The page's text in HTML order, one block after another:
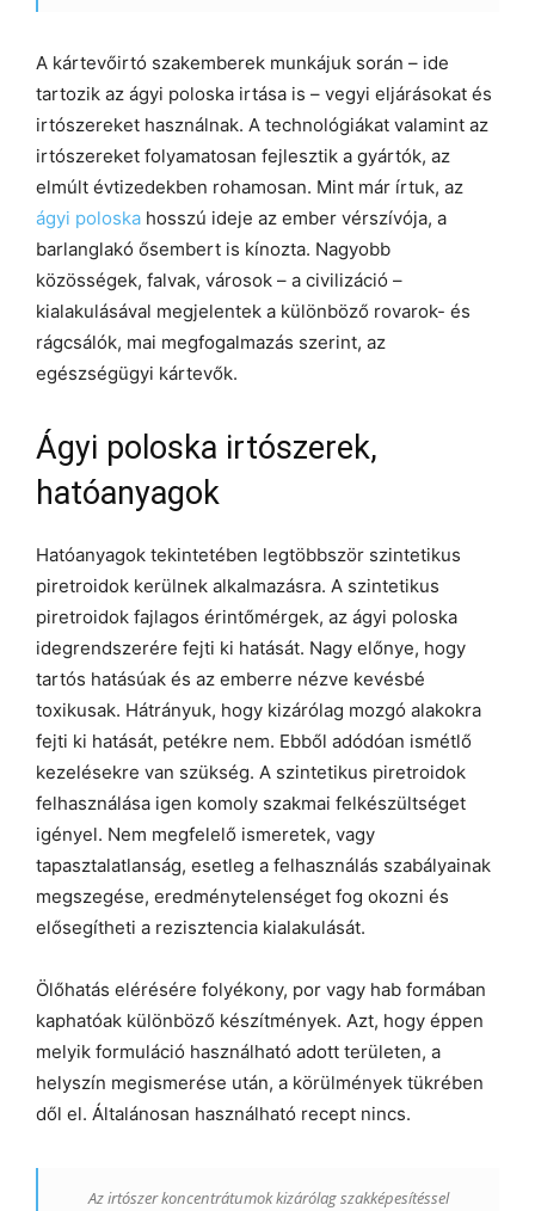
A kártevőirtó szakemberek munkájuk során – ide
tartozik az ágyi poloska irtása is – vegyi eljárásokat és
irtószereket használnak. A technológiákat valamint az
irtószereket folyamatosan fejlesztik a gyártók, az
elmúlt évtizedekben rohamosan. Mint már írtuk, az
ágyi poloska hosszú ideje az ember vérszívója, a
barlanglakó ősembert is kínozta. Nagyobb
közösségek, falvak, városok – a civilizáció –
kialakulásával megjelentek a különböző rovarok- és
rágcsálók, mai megfogalmazás szerint, az
egészségügyi kártevők.
Ágyi poloska irtószerek,
hatóanyagok
Hatóanyagok tekintetében legtöbbször szintetikus
piretroidok kerülnek alkalmazásra. A szintetikus
piretroidok fajlagos érintőmérgek, az ágyi poloska
idegrendszerére fejti ki hatását. Nagy előnye, hogy
tartós hatásúak és az emberre nézve kevésbé
toxikusak. Hátrányuk, hogy kizárólag mozgó alakokra
fejti ki hatását, petékre nem. Ebből adódóan ismétlő
kezelésekre van szükség. A szintetikus piretroidok
felhasználása igen komoly szakmai felkészültséget
igényel. Nem megfelelő ismeretek, vagy
tapasztalatlanság, esetleg a felhasználás szabályainak
megszegése, eredménytelenséget fog okozni és
elősegítheti a rezisztencia kialakulását.
Ölőhatás elérésére folyékony, por vagy hab formában
kaphatóak különböző készítmények. Azt, hogy éppen
melyik formuláció használható adott területen, a
helyszín megismerése után, a körülmények tükrében
dől el. Általánosan használható recept nincs.
Az irtószer koncentrátumok kizárólag szakképesítéssel